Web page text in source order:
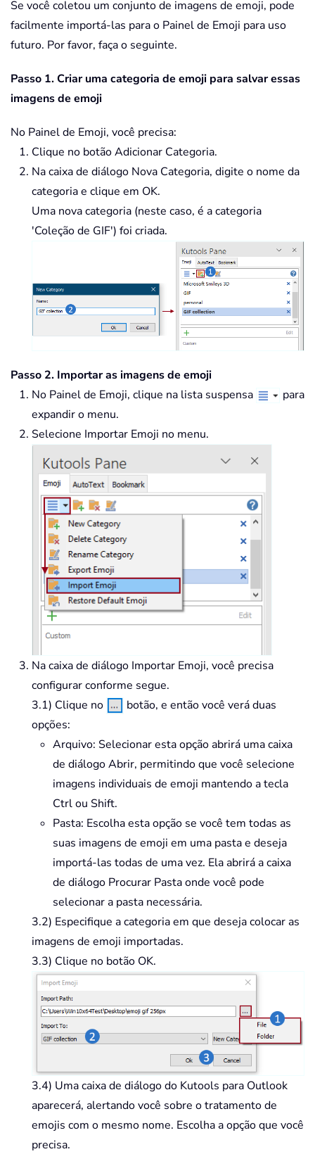
Se você coletou um conjunto de imagens de emoji, pode
facilmente importá-las para o Painel de Emoji para uso
futuro. Por favor, faça o seguinte.
Passo 1. Criar uma categoria de emoji para salvar essas
imagens de emoji
No Painel de Emoji, você precisa:
Clique no botão Adicionar Categoria.
Na caixa de diálogo Nova Categoria, digite o nome da
categoria e clique em OK.
Uma nova categoria (neste caso, é a categoria
'Coleção de GIF') foi criada.
Passo 2. Importar as imagens de emoji
No Painel de Emoji, clique na lista suspensa
para
expandir o menu.
Selecione Importar Emoji no menu.
Na caixa de diálogo Importar Emoji, você precisa
configurar conforme segue.
3.1) Clique no
botão, e então você verá duas
opções:
Arquivo: Selecionar esta opção abrirá uma caixa
de diálogo Abrir, permitindo que você selecione
imagens individuais de emoji mantendo a tecla
Ctrl ou Shift.
Pasta: Escolha esta opção se você tem todas as
suas imagens de emoji em uma pasta e deseja
importá-las todas de uma vez. Ela abrirá a caixa
de diálogo Procurar Pasta onde você pode
selecionar a pasta necessária.
3.2) Especifique a categoria em que deseja colocar as
imagens de emoji importadas.
3.3) Clique no botão OK.
3.4) Uma caixa de diálogo do Kutools para Outlook
aparecerá, alertando você sobre o tratamento de
emojis com o mesmo nome. Escolha a opção que você
precisa.